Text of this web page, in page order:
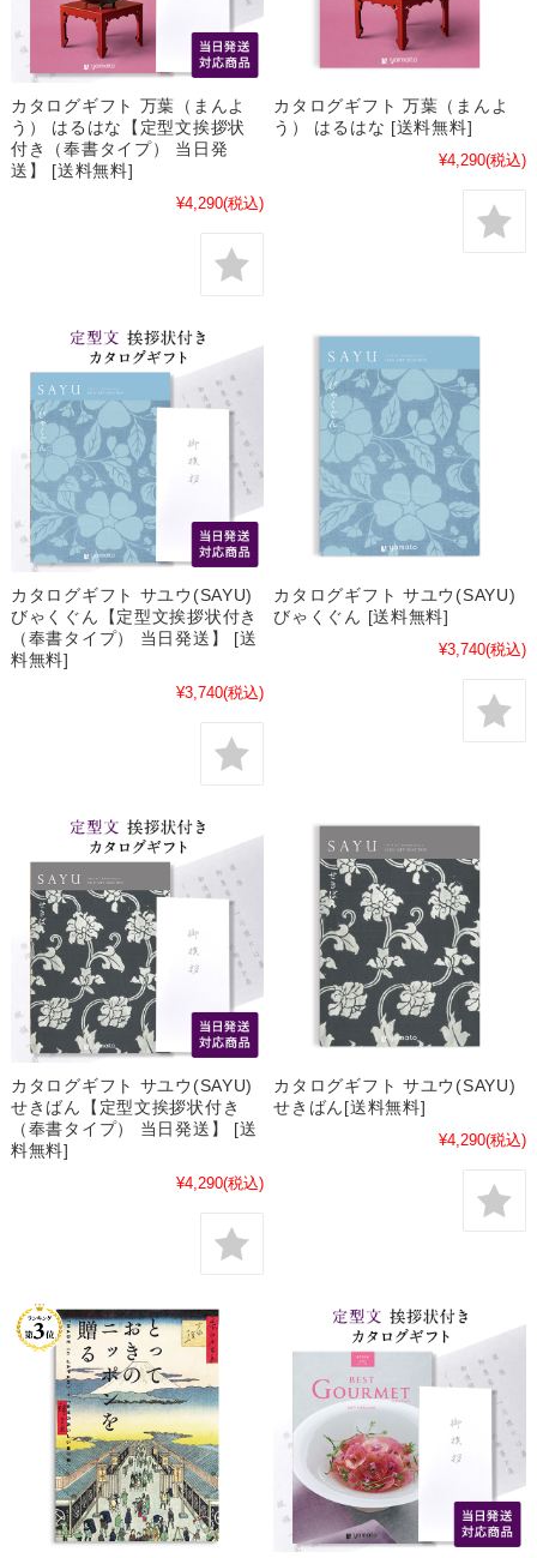
カタログギフト 万葉（まんよ
う） はるはな【定型文挨拶状
付き（奉書タイプ） 当日発
送】 [送料無料]
¥4,290(税込)
カタログギフト 万葉（まんよ
う） はるはな [送料無料]
¥4,290(税込)
カタログギフト サユウ(SAYU)
びゃくぐん【定型文挨拶状付き
（奉書タイプ） 当日発送】 [送
料無料]
¥3,740(税込)
カタログギフト サユウ(SAYU)
びゃくぐん [送料無料]
¥3,740(税込)
カタログギフト サユウ(SAYU)
せきばん【定型文挨拶状付き
（奉書タイプ） 当日発送】 [送
料無料]
¥4,290(税込)
カタログギフト サユウ(SAYU)
せきばん[送料無料]
¥4,290(税込)